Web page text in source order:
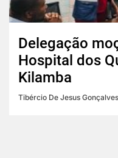
Delegação
Hospital dos
Kilamba
Tibércio De Jesus Gonçalves